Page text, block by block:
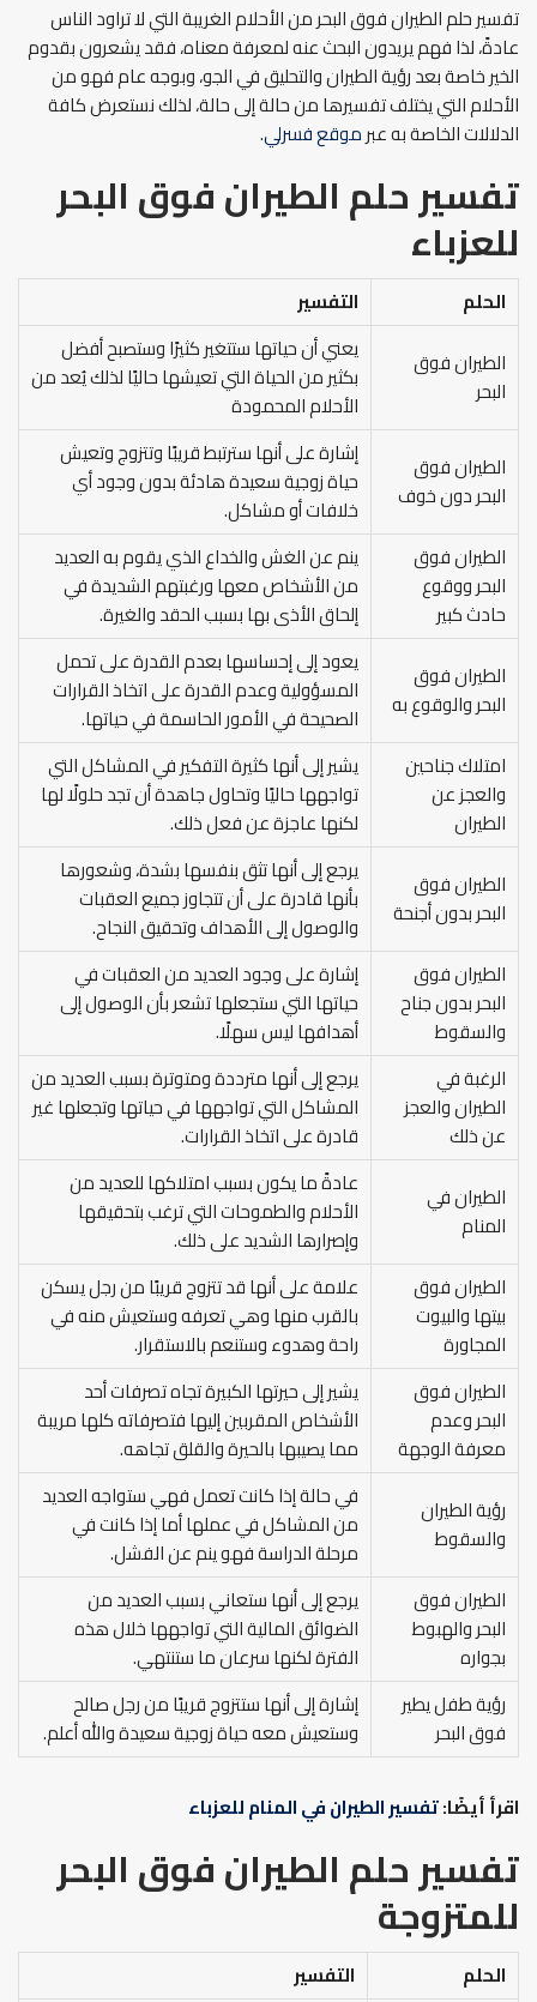
تفسير حلم الطيران فوق البحر من الأحلام الغريبة التي لا تراود الناس
عادةً، لذا فهم يريدون البحث عنه لمعرفة معناه، فقد يشعرون بقدوم
الخير خاصة بعد رؤية الطيران والتحليق في الجو، وبوجه عام فهو من
الأحلام التي يختلف تفسيرها من حالة إلى حالة، لذلك نستعرض كافة
الدلالات الخاصة به عبرموقع فسرلي.
تفسير حلم الطيران فوق البحر
للعزباء
الحلم
التفسير
الطيران فوق
البحر
يعني أن حياتها ستتغير كثيرًا وستصبح أفضل
بكثير من الحياة التي تعيشها حاليًا لذلك يُعد من
الأحلام المحمودة
الطيران فوق
البحر دون خوف
إشارة على أنها سترتبط قريبًا وتتزوج وتعيش
حياة زوجية سعيدة هادئة بدون وجود أي
خلافات أو مشاكل.
الطيران فوق
البحر ووقوع
حادث كبير
ينم عن الغش والخداع الذي يقوم به العديد
من الأشخاص معها ورغبتهم الشديدة في
إلحاق الأذى بها بسبب الحقد والغيرة.
الطيران فوق
البحر والوقوع به
يعود إلى إحساسها بعدم القدرة على تحمل
المسؤولية وعدم القدرة على اتخاذ القرارات
الصحيحة في الأمور الحاسمة في حياتها.
امتلاك جناحين
والعجز عن
الطيران
يشير إلى أنها كثيرة التفكير في المشاكل التي
تواجهها حاليًا وتحاول جاهدة أن تجد حلولًا لها
لكنها عاجزة عن فعل ذلك.
الطيران فوق
البحر بدون أجنحة
يرجع إلى أنها تثق بنفسها بشدة، وشعورها
بأنها قادرة على أن تتجاوز جميع العقبات
والوصول إلى الأهداف وتحقيق النجاح.
الطيران فوق
البحر بدون جناح
والسقوط
إشارة على وجود العديد من العقبات في
حياتها التي ستجعلها تشعر بأن الوصول إلى
أهدافها ليس سهلًا.
الرغبة في
الطيران والعجز
عن ذلك
يرجع إلى أنها مترددة ومتوترة بسبب العديد من
المشاكل التي تواجهها في حياتها وتجعلها غير
قادرة على اتخاذ القرارات.
الطيران في
المنام
عادةً ما يكون بسبب امتلاكها للعديد من
الأحلام والطموحات التي ترغب بتحقيقها
وإصرارها الشديد على ذلك.
الطيران فوق
بيتها والبيوت
المجاورة
علامة على أنها قد تتزوج قريبًا من رجل يسكن
بالقرب منها وهي تعرفه وستعيش منه في
راحة وهدوء وستنعم بالاستقرار.
الطيران فوق
البحر وعدم
معرفة الوجهة
يشير إلى حيرتها الكبيرة تجاه تصرفات أحد
الأشخاص المقربين إليها فتصرفاته كلها مريبة
مما يصيبها بالحيرة والقلق تجاهه.
رؤية الطيران
والسقوط
في حالة إذا كانت تعمل فهي ستواجه العديد
من المشاكل في عملها أما إذا كانت في
مرحلة الدراسة فهو ينم عن الفشل.
الطيران فوق
البحر والهبوط
بجواره
يرجع إلى أنها ستعاني بسبب العديد من
الضوائق المالية التي تواجهها خلال هذه
الفترة لكنها سرعان ما ستنتهي.
رؤية طفل يطير
فوق البحر
إشارة إلى أنها ستتزوج قريبًا من رجل صالح
وستعيش معه حياة زوجية سعيدة والله أعلم.
اقرأ أيضًا:تفسير الطيران في المنام للعزباء
تفسير حلم الطيران فوق البحر
للمتزوجة
الحلم التفسير